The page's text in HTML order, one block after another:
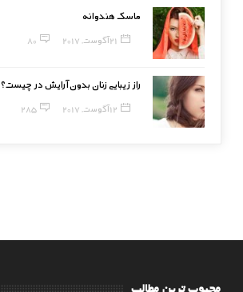
ماسک هندوانه
21 آگوست, 2017 80
راز زیبایی زنان بدون آرایش در چیست؟
12 آگوست, 2017 285